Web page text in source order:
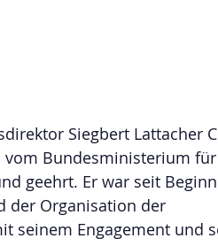
Siegbert Lattacher
vom Bundesministerium
geehrt. Er war seit
der Organisation der
seinem Engagement und